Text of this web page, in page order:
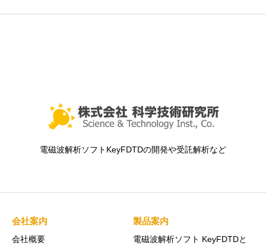
電磁波解析ソフトKeyFDTDの開発や受託解析など
会社案内
会社概要
製品案内
電磁波解析ソフト KeyFDTDと